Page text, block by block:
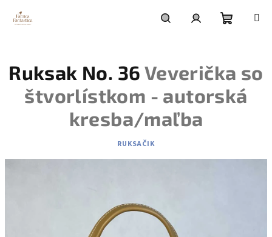
košík
Ruksak No. 36 Veverička so
štvorlístkom - autorská
kresba/maľba
RUKSAČIK